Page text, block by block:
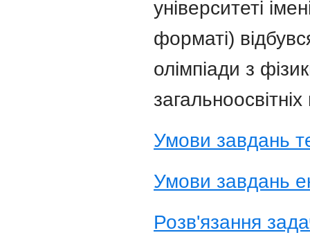
університеті
форматі)
олімпіади з
Умови завдань
Умови завдань
Розв'язання